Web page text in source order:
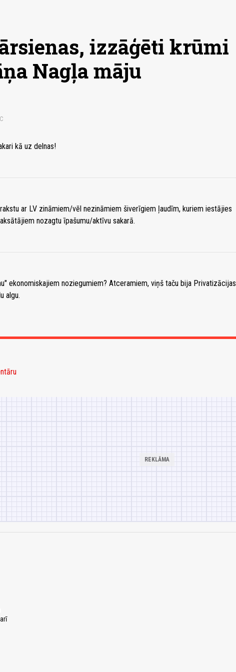
izzāģēti krūmi
Nagļa māju
kā uz delnas!
ar LV zināmiem/vēl nezināmiem šiverīgiem ļaudīm, kuriem iestājies
nozagtu īpašumu/aktīvu sakarā.
ekonomiskajiem noziegumiem? Atceramiem, viņš taču bija Privatizācijas
algu.